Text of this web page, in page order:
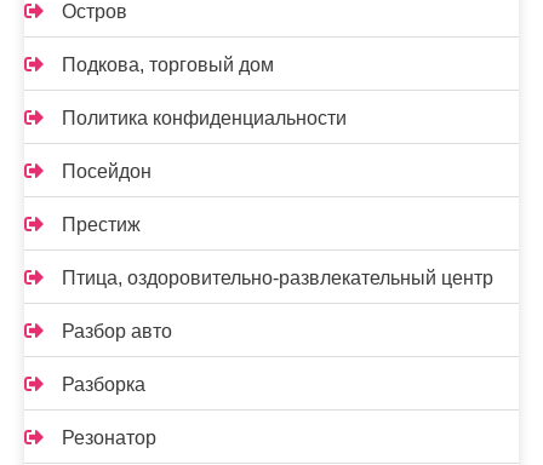
Остров
Подкова, торговый дом
Политика конфиденциальности
Посейдон
Престиж
Птица, оздоровительно-развлекательный центр
Разбор авто
Разборка
Резонатор